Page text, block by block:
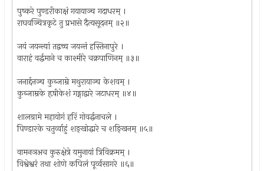
पुष्करे पुण्डरीकाक्षं गयायाञ्च गदाधरम् ।
राघवञ्चित्रकृटे तु प्रभासे दैत्यसूदनम् ॥२॥
जयं जयन्त्यां तद्वच्च जयन्तं हस्तिनापुरे ।
वाराहं वर्द्धमाने च काश्मीरे चक्रपाणिनम् ॥३॥
जनार्द्दनञ्च कुब्जाम्रे मथुरायाञ्च केशवम् ।
कुब्जाम्रके हृषीकेशं गङ्गाद्वारे जटाधरम् ॥४॥
शालग्रामे महायोगं हरिं गोवर्द्धनाचले ।
पिण्डारके चतुर्व्वाहुं शङ्खोद्धारे च शङ्खिनम् ॥५॥
वामनञअच कुरुक्षेत्रे यमुनायां त्रिविक्रमम् ।
विश्वेश्वरं तथा शोणे कपिलं पूर्व्वसागरे ॥६॥